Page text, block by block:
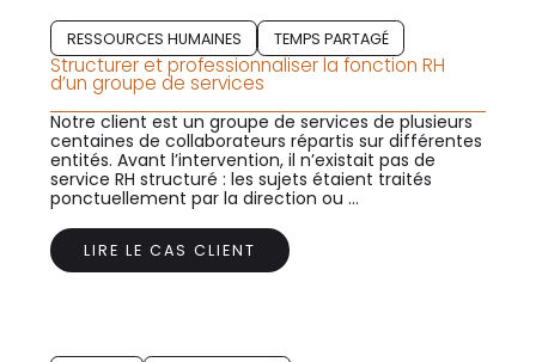
RESSOURCES HUMAINES TEMPS PARTAGÉ
Structurer et professionnaliser la fonction RH
d’un groupe de services
Notre client est un groupe de services de plusieurs
centaines de collaborateurs répartis sur différentes
entités. Avant l’intervention, il n’existait pas de
service RH structuré : les sujets étaient traités
ponctuellement par la direction ou ...
LIRE LE CAS CLIENT